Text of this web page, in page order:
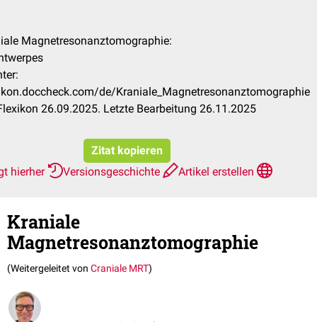
Magnetresonanztomographie:
de/Kraniale_Magnetresonanztomographie
26.09.2025. Letzte Bearbeitung 26.11.2025
Zitat kopieren
hierher
Versionsgeschichte Artikel erstellen
Kraniale
Magnetresonanztomographie
(Weitergeleitet von Craniale MRT)